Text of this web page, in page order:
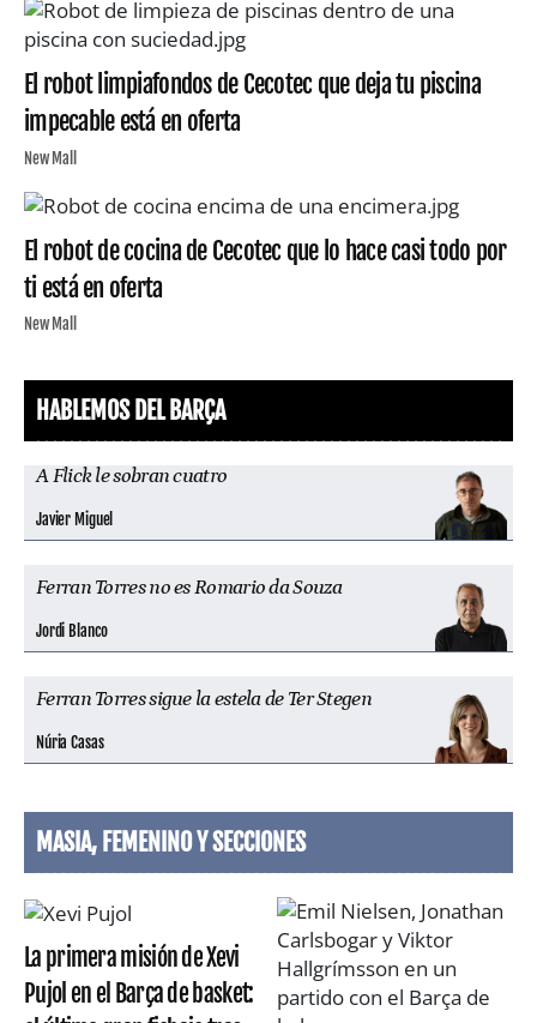
El robot limpiafondos de Cecotec que deja tu piscina
impecable está en oferta
New Mall
El robot de cocina de Cecotec que lo hace casi todo por
ti está en oferta
New Mall
HABLEMOS DEL BARÇA
A Flick le sobran cuatro
Javier Miguel
Ferran Torres no es Romario da Souza
Jordi Blanco
Ferran Torres sigue la estela de Ter Stegen
Núria Casas
MASIA, FEMENINO Y SECCIONES
La primera misión de Xevi
Pujol en el Barça de basket: